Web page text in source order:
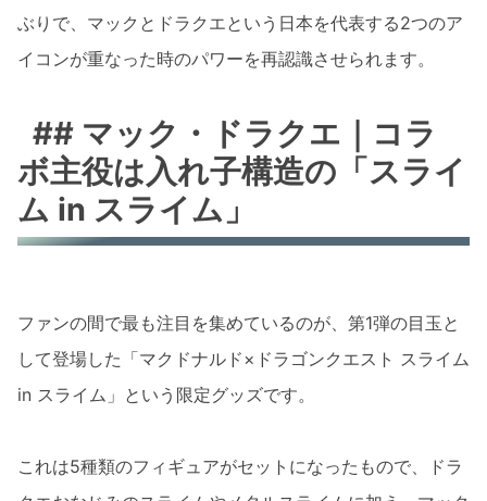
ぶりで、マックとドラクエという日本を代表する2つのア
イコンが重なった時のパワーを再認識させられます。
## マック・ドラクエ｜コラ
ボ主役は入れ子構造の「スライ
ム in スライム」
ファンの間で最も注目を集めているのが、第1弾の目玉と
して登場した「マクドナルド×ドラゴンクエスト スライム
in スライム」という限定グッズです。
これは5種類のフィギュアがセットになったもので、ドラ